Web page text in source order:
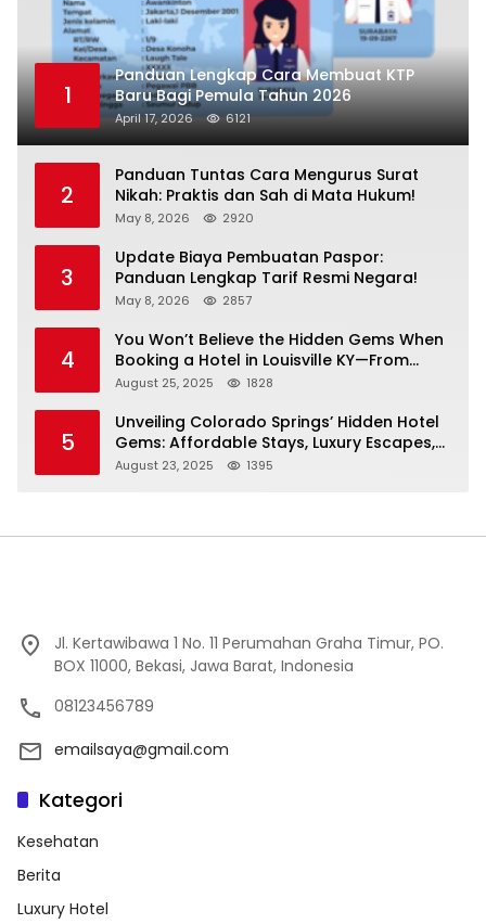
1
Panduan Lengkap Cara Membuat KTP
Baru Bagi Pemula Tahun 2026
April 17, 2026 6121
2
Panduan Tuntas Cara Mengurus Surat
Nikah: Praktis dan Sah di Mata Hukum!
May 8, 2026 2920
3
Update Biaya Pembuatan Paspor:
Panduan Lengkap Tarif Resmi Negara!
May 8, 2026 2857
4
You Won’t Believe the Hidden Gems When
Booking a Hotel in Louisville KY—From
Cheap to Luxe!
August 25, 2025 1828
5
Unveiling Colorado Springs’ Hidden Hotel
Gems: Affordable Stays, Luxury Escapes,
and Everything In Between!
August 23, 2025 1395
Jl. Kertawibawa 1 No. 11 Perumahan Graha Timur, PO.
BOX 11000, Bekasi, Jawa Barat, Indonesia
08123456789
emailsaya@gmail.com
Kategori
Kesehatan
Berita
Luxury Hotel